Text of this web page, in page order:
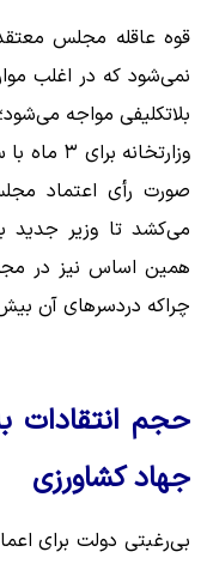
قوه عاقله مجلس
بلاتکلیفی مواجه
صورت رأی اعتماد
می‌کشد تا وزیر جدید
همین اساس نیز در
چراکه دردسرهای آن
حجم انتقادات
جهاد کشاورزی
بی‌رغبتی دولت برای